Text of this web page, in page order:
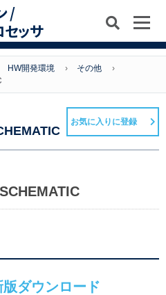
/
セッサ
HW開発環境
その他
お気に入りに登録
ダウンロード